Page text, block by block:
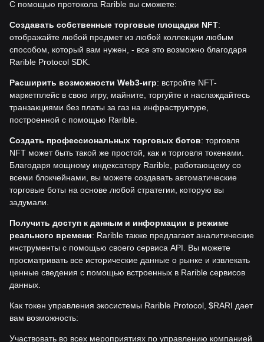
С помощью протокола Rarible вы сможете:
Создавать собственные торговые площадки NFT:
отображайте любой предмет из любой коллекции любым
способом, который вам нужен, - все это возможно благодаря
Rarible Protocol SDK.
Расширить возможности Web3-игр: встройте NFT-
маркетплейс в свою игру, майните, торгуйте и наслаждайтесь
транзакциями без платы за газ на инфраструктуре,
построенной с помощью Rarible.
Создать профессиональных торговых ботов: торговля
NFT может быть такой же простой, как и торговля токенами.
Благодаря мощному индексатору Rarible, работающему со
всеми блокчейнами, вы можете создавать автоматические
торговые боты на основе любой стратегии, которую вы
задумали.
Получить доступ к данным и информации в режиме
реального времени: Rarible также предлагает аналитические
инструменты с помощью своего сервиса API. Вы можете
просматривать все исторические данные о рынке и извлекать
ценные сведения с помощью встроенных в Rarible сервисов
данных.
Как токен управления экосистемы Rarible Protocol, $RARI дает
вам возможность:
Участвовать во всех мероприятиях по управлению компанией